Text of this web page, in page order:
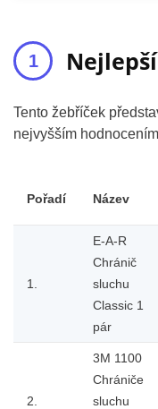
Tento žebříček
nejvyšším
Pořadí Název
1.
E-A-R
Chránič
sluchu
Classic 1
pár
2.
3M 1100
Chrániče
sluchu